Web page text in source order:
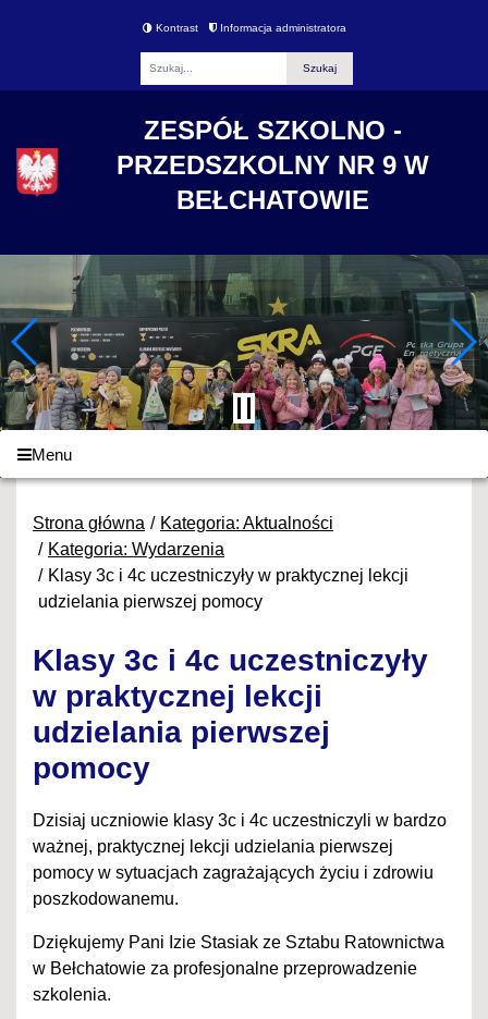
Kontrast Informacja administratora
ZESPÓŁ SZKOLNO -
PRZEDSZKOLNY NR 9 W
BEŁCHATOWIE
Menu
Strona główna
Kategoria: Aktualności
Kategoria: Wydarzenia
Klasy 3c i 4c uczestniczyły w praktycznej lekcji
udzielania pierwszej pomocy
Klasy 3c i 4c uczestniczyły
w praktycznej lekcji
udzielania pierwszej
pomocy
Dzisiaj uczniowie klasy 3c i 4c uczestniczyli w bardzo
ważnej, praktycznej lekcji udzielania pierwszej
pomocy w sytuacjach zagrażających życiu i zdrowiu
poszkodowanemu.
Dziękujemy Pani Izie Stasiak ze Sztabu Ratownictwa
w Bełchatowie za profesjonalne przeprowadzenie
szkolenia.